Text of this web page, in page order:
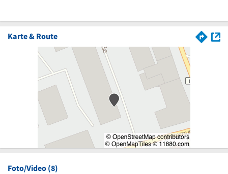
Karte & Route
Foto/Video (8)